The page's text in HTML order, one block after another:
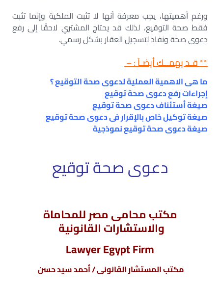
ورغم أهميتها، يجب معرفة أنها لا تثبت الملكية وإنما تثبت
فقط صحة التوقيع، لذلك قد يحتاج المشتري لاحقًا إلى رفع
دعوى صحة ونفاذ لتسجيل العقار بشكل رسمي.
** قـد يهمــك أيضـآ : –
ما هى الاهمية العملية لدعوى صحة التوقيع ؟
إجراءات رفع دعوى صحة توقيع
صيغة أستئناف دعوى صحة توقيع
صيغة توكيل خاص بالإقرار فى دعوى صحة توقيع
صيغة دعوى صحة توقيع نموذجية
دعوى صحة توقيع
مكتب محامى مصر للمحاماة
والاستشارات القانونية
Lawyer Egypt Firm
مكتب المستشار القانونى / أحمد سيد حسن